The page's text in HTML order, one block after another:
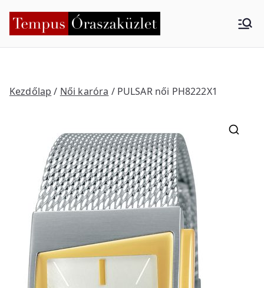
Tempus
küzlet
Kezdőlap / Női karóra / PULSAR női PH8222X1